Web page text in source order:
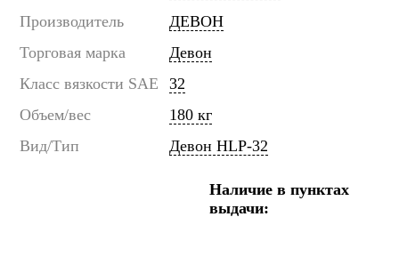
Производитель
ДЕВОН
Торговая марка
Девон
Класс вязкости SAE
32
Объем/вес
180 кг
Вид/Тип
Девон HLP-32
Наличие в пунктах
выдачи: